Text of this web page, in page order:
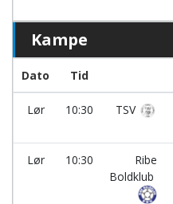
Kampe
Dato Tid
Lør 10:30 TSV
Lør 10:30
Ribe
Boldklub